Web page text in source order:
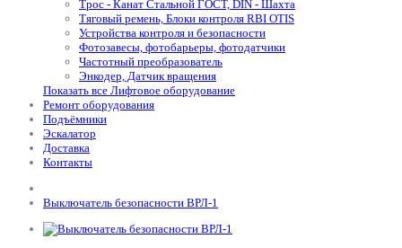
Трос - Канат Стальной ГОСТ, DIN - Шахта
Тяговый ремень, Блоки контроля RBI OTIS
Устройства контроля и безопасности
Фотозавесы, фотобарьеры, фотодатчики
Частотный преобразователь
Энкодер, Датчик вращения
Показать все Лифтовое оборудование
Ремонт оборудования
Подъёмники
Эскалатор
Доставка
Контакты
Выключатель безопасности ВРЛ-1